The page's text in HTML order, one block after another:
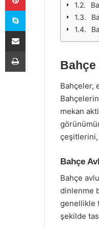
Bahçeler,
mekan
çeşitlerini,
Bahçe
Bahçe
dinlenme
genellikle
şekilde
Skype
E-Posta ile paylaş